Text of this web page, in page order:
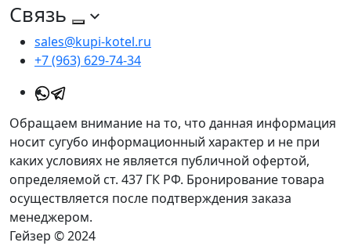
Связь
sales@kupi-kotel.ru
+7 (963) 629-74-34
Обращаем внимание на то, что данная информация
носит сугубо информационный характер и не при
каких условиях не является публичной офертой,
определяемой ст. 437 ГК РФ. Бронирование товара
осуществляется после подтверждения заказа
менеджером.
Гейзер © 2024